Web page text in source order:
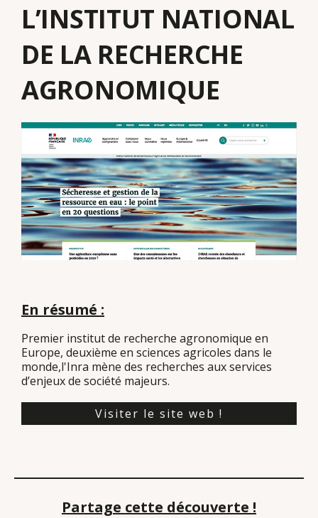
L’INSTITUT NATIONAL
DE LA RECHERCHE
AGRONOMIQUE
En résumé :
Premier institut de recherche agronomique en
Europe, deuxième en sciences agricoles dans le
monde,l'Inra mène des recherches aux services
d’enjeux de société majeurs.
Visiter le site web !
Partage cette découverte !